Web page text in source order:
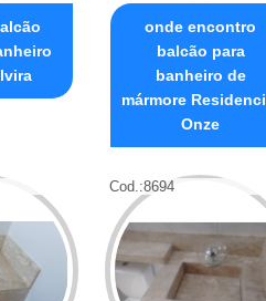
onde encontro
balcão para
banheiro de
mármore
Onze
Cod.:8694